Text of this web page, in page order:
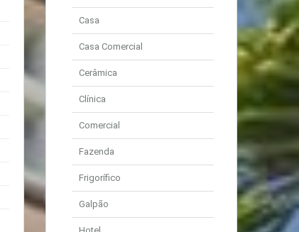
Casa
Casa Comercial
Cerâmica
Clínica
Comercial
Fazenda
Frigorífico
Galpão